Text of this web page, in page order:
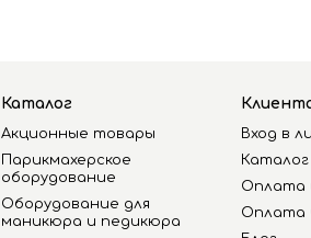
Каталог
Акционные товары
Парикмахерское
оборудование
Оборудование для
маникюра и педикюра
Вход в
Каталог
Оплата
Оплата